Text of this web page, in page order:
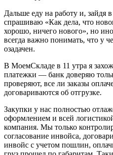
Дальше еду на работу и, зайдя
спрашиваю «Как дела, что
хорошо, ничего нового», но
всегда важно понимать, что у
озадачен.
В МоемСкладе в 11 утра я
платежки — банк доверяю
проверяют, все ли заказы
договариваются об отгрузке.
Закупки у нас полностью
оформлением и всей
компания. Мы только
согласование инвойса,
инвойс с учетом пошлин,